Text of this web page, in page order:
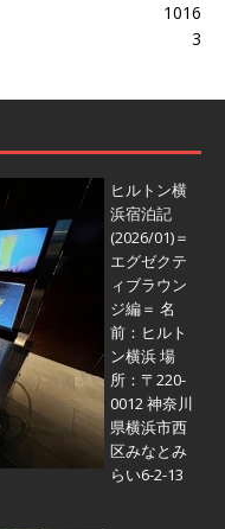
1016
3
ヒルトン横
浜宿泊記
(2026/01)＝
エグゼクテ
ィブラウン
ジ編＝ 名
前：ヒルト
ン横浜 場
所：〒220-
0012 神奈川
県横浜市西
区みなとみ
らい6-2-13